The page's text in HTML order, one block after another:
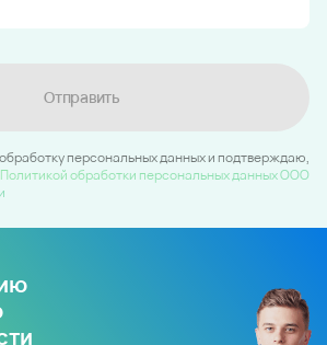
Отправить
персональных данных и подтверждаю,
Политикой обработки персональных данных ООО